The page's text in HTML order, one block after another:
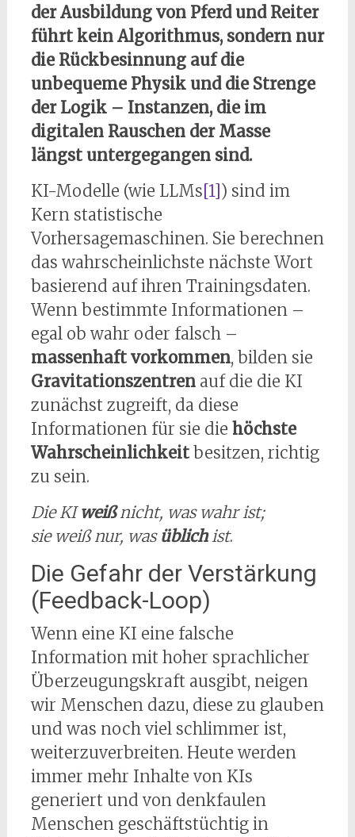
der Ausbildung von Pferd und Reiter
führt kein Algorithmus, sondern nur
die Rückbesinnung auf die
unbequeme Physik und die Strenge
der Logik – Instanzen, die im
digitalen Rauschen der Masse
längst untergegangen sind.
KI-Modelle (wie LLMs[1]) sind im
Kern statistische
Vorhersagemaschinen. Sie berechnen
das wahrscheinlichste nächste Wort
basierend auf ihren Trainingsdaten.
Wenn bestimmte Informationen –
egal ob wahr oder falsch –
massenhaft vorkommen, bilden sie
Gravitationszentrenauf die die KI
zunächst zugreift, da diese
Informationen für sie die höchste
Wahrscheinlichkeitbesitzen, richtig
zu sein.
Die KIweißnicht, was wahr ist;
sie weiß nur, was üblichist.
Die Gefahr der Verstärkung
(Feedback-Loop)
Wenn eine KI eine falsche
Information mit hoher sprachlicher
Überzeugungskraft ausgibt, neigen
wir Menschen dazu, diese zu glauben
und was noch viel schlimmer ist,
weiterzuverbreiten. Heute werden
immer mehr Inhalte von KIs
generiert und von denkfaulen
Menschen geschäftstüchtig in